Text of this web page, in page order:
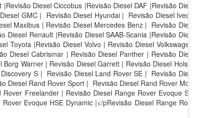
Diesel Ciccobus |Revisão Diesel DAF |Revisão Diesel
GMC | Revisão Diesel Hyundai | Revisão Diesel Iveco |
Maxibus | Revisão Diesel Mercedes Benz | Revisão Diesel
Renault |Revisão Diesel SAAB-Scania |Revisão Diesel
Toyota |Revisão Diesel Volvo | Revisão Diesel Volkswagen |
Diesel Cabrismar | Revisão Diesel Panther | Revisão Diesel
Warner | Revisão Diesel Garrett | Revisão Diesel Holset |
S | Revisão Diesel Land Rover SE | Revisão Diesel
Diesel Rand Rover Sport | Revisão Diesel Rand Rover Motor
Freelander | Revisão Diesel Range Rover Evoque SE |
Evoque HSE Dynamic |</pRevisão Diesel Range Rover